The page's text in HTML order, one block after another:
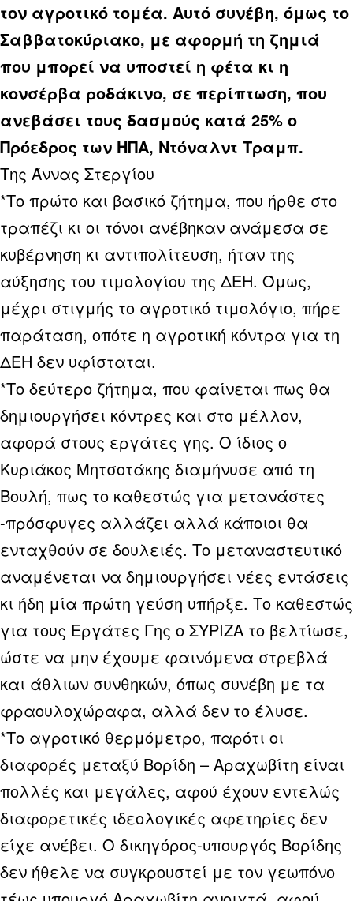
τον αγροτικό τομέα. Αυτό συνέβη, όμως το
Σαββατοκύριακο, με αφορμή τη ζημιά
που μπορεί να υποστεί η φέτα κι η
κονσέρβα ροδάκινο, σε περίπτωση, που
ανεβάσει τους δασμούς κατά 25% ο
Πρόεδρος των ΗΠΑ, Ντόναλντ Τραμπ.
Της Άννας Στεργίου
*Το πρώτο και βασικό ζήτημα, που ήρθε στο
τραπέζι κι οι τόνοι ανέβηκαν ανάμεσα σε
κυβέρνηση κι αντιπολίτευση, ήταν της
αύξησης του τιμολογίου της ΔΕΗ. Όμως,
μέχρι στιγμής το αγροτικό τιμολόγιο, πήρε
παράταση, οπότε η αγροτική κόντρα για τη
ΔΕΗ δεν υφίσταται.
*Το δεύτερο ζήτημα, που φαίνεται πως θα
δημιουργήσει κόντρες και στο μέλλον,
αφορά στους εργάτες γης. Ο ίδιος ο
Κυριάκος Μητσοτάκης διαμήνυσε από τη
Βουλή, πως το καθεστώς για μετανάστες
-πρόσφυγες αλλάζει αλλά κάποιοι θα
ενταχθούν σε δουλειές. Το μεταναστευτικό
αναμένεται να δημιουργήσει νέες εντάσεις
κι ήδη μία πρώτη γεύση υπήρξε. Το καθεστώς
για τους Εργάτες Γης ο ΣΥΡΙΖΑ το βελτίωσε,
ώστε να μην έχουμε φαινόμενα στρεβλά
και άθλιων συνθηκών, όπως συνέβη με τα
φραουλοχώραφα, αλλά δεν το έλυσε.
*Το αγροτικό θερμόμετρο, παρότι οι
διαφορές μεταξύ Βορίδη – Αραχωβίτη είναι
πολλές και μεγάλες, αφού έχουν εντελώς
διαφορετικές ιδεολογικές αφετηρίες δεν
είχε ανέβει. Ο δικηγόρος-υπουργός Βορίδης
δεν ήθελε να συγκρουστεί με τον γεωπόνο